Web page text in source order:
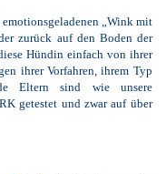
„Wink mit
zurück auf den Boden der
Hündin einfach von ihrer
ihrer Vorfahren, ihrem Typ
Eltern sind wie unsere
getestet und zwar auf über